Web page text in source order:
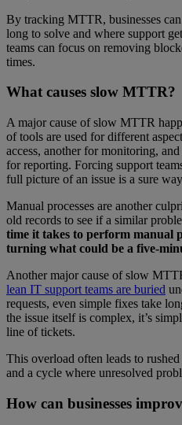
By tracking MTTR, businesses
long to solve and where support
teams can focus on removing
times.
What causes slow MTTR?
A major cause of slow MTTR
of tools are used for different
access, another for monitoring,
for reporting. Forcing support
full picture of an issue is a sure
Manual processes are another
old records to see if a similar
time it takes to perform manual
turning what could be a five-
Another major cause of slow
lean IT support teams are buried
requests, even simple fixes take
the issue itself is complex, it’s
line of tickets.
This overload often leads to
and a cycle where unresolved
How can businesses